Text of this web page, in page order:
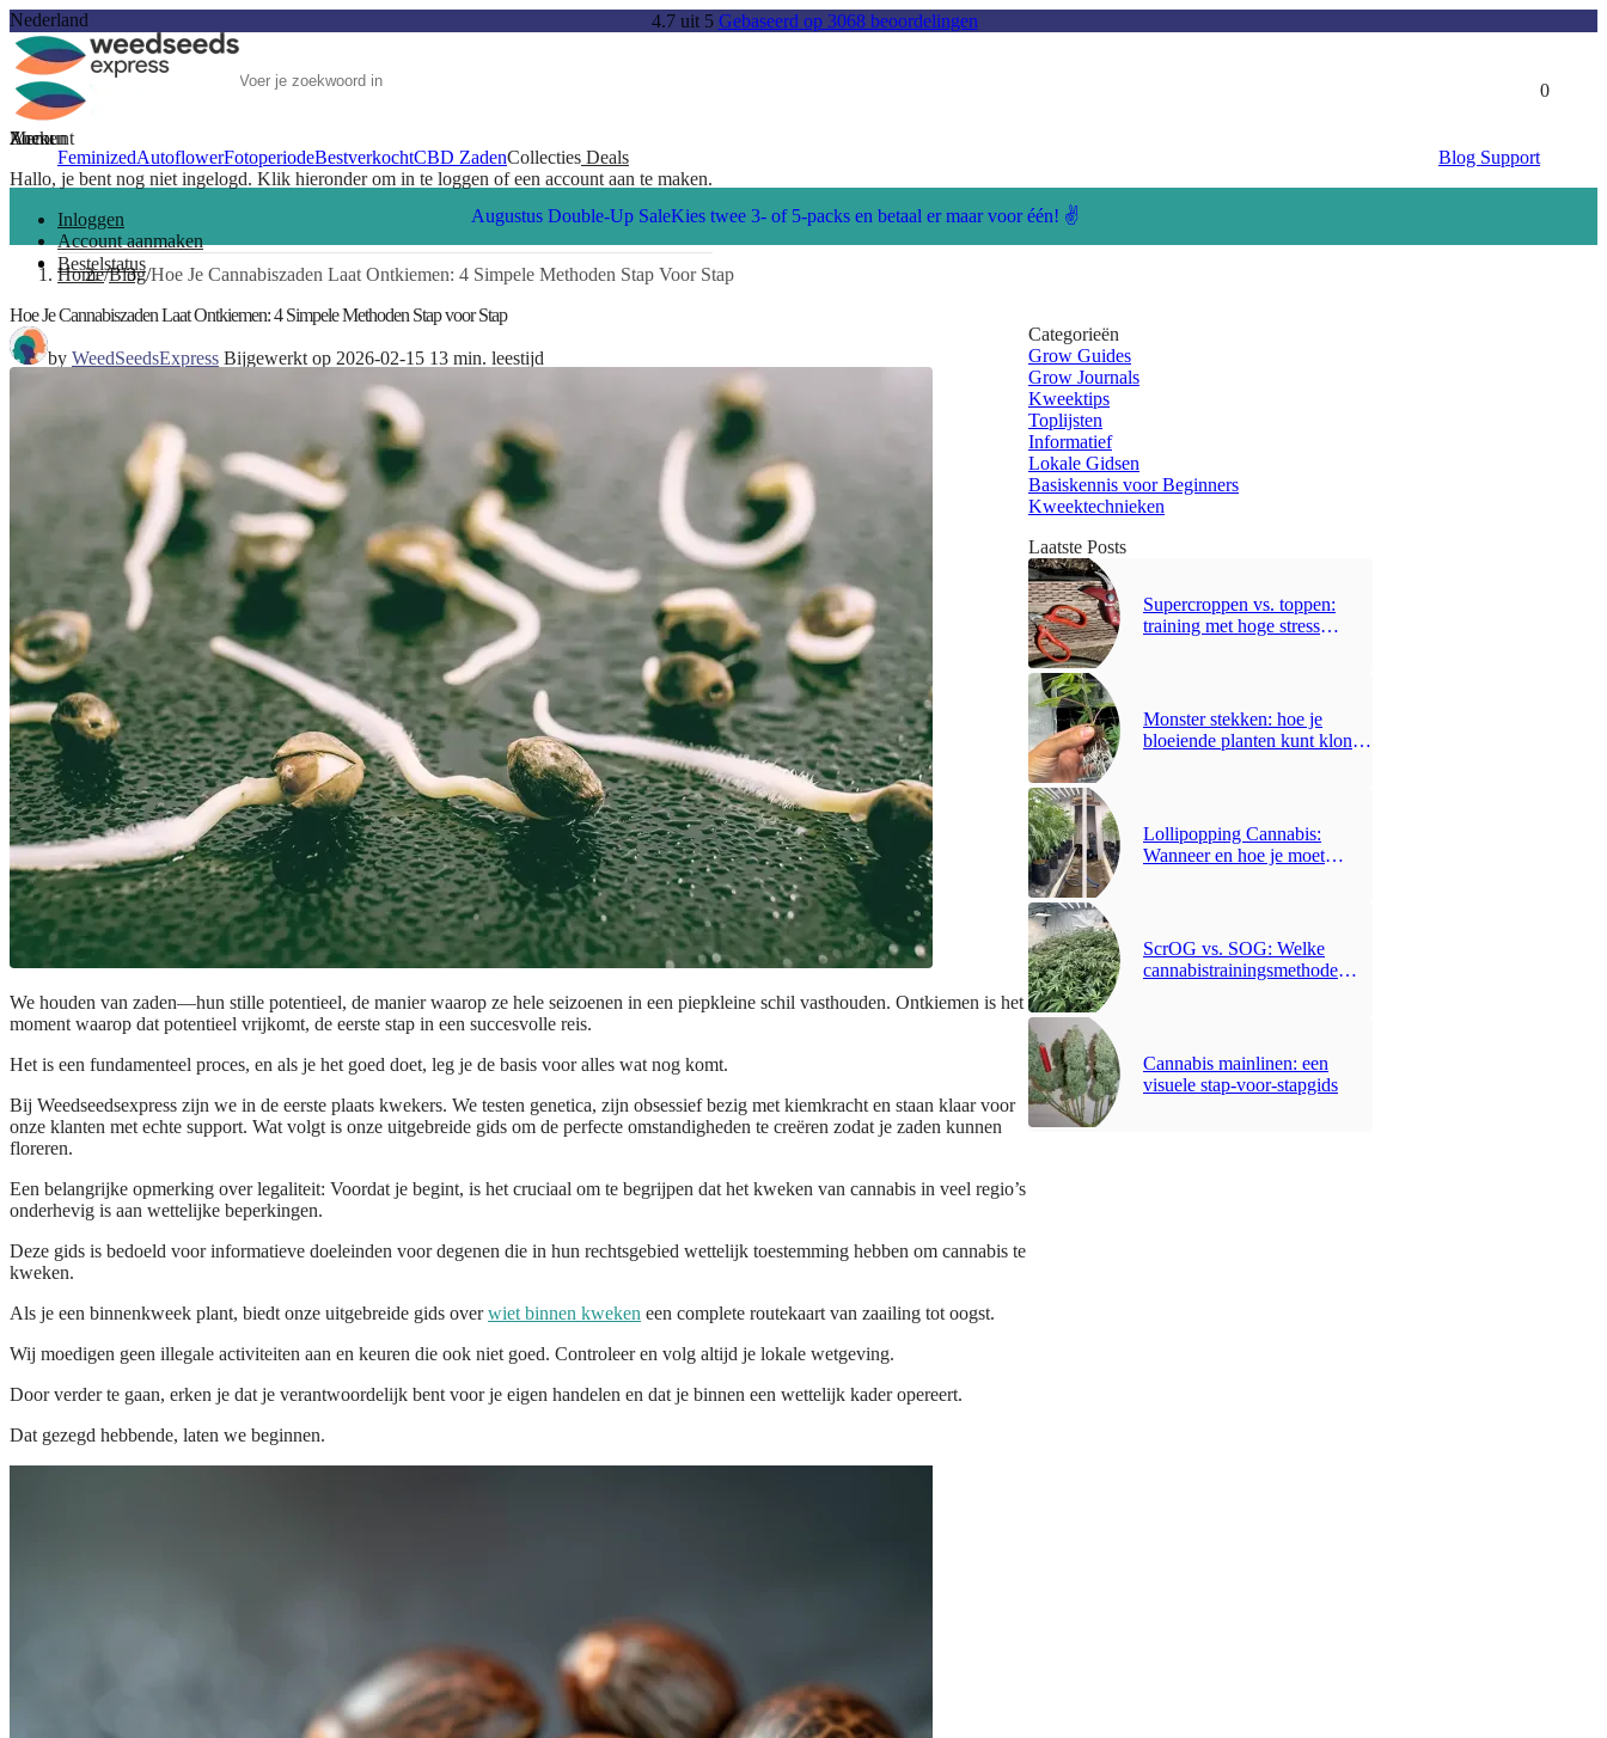
Nederland 4.7 uit5 Gebaseerd op 3068 beoordelingen
0
Account
Hallo, je bent nog niet ingelogd. Klik hieronder om in te loggen of een account aan te maken.
Inloggen
Account aanmaken
Bestelstatus
Menu
Zoeken
FeminizedAutoflowerFotoperiodeBestverkochtCBD ZadenCollecties Deals Blog Support
Augustus Double-Up SaleKies twee 3- of 5-packs en betaal er maar voor één! ✌️
Home Blog Hoe Je Cannabiszaden Laat Ontkiemen: 4 Simpele Methoden Stap Voor Stap
Hoe Je Cannabiszaden Laat Ontkiemen: 4 Simpele Methoden Stap voor Stap
by WeedSeedsExpress Bijgewerkt op 2026-02-15 13 min. leestijd
We houden van zaden—hun stille potentieel, de manier waarop ze hele seizoenen in een piepkleine schil vasthouden. Ontkiemen is het
moment waarop dat potentieel vrijkomt, de eerste stap in een succesvolle reis.
Het is een fundamenteel proces, en als je het goed doet, leg je de basis voor alles wat nog komt.
Bij Weedseedsexpress zijn we in de eerste plaats kwekers. We testen genetica, zijn obsessief bezig met kiemkracht en staan klaar voor
onze klanten met echte support. Wat volgt is onze uitgebreide gids om de perfecte omstandigheden te creëren zodat je zaden kunnen
floreren.
Een belangrijke opmerking over legaliteit: Voordat je begint, is het cruciaal om te begrijpen dat het kweken van cannabis in veel regio’s
onderhevig is aan wettelijke beperkingen.
Deze gids is bedoeld voor informatieve doeleinden voor degenen die in hun rechtsgebied wettelijk toestemming hebben om cannabis te
kweken.
Als je een binnenkweek plant, biedt onze uitgebreide gids overwiet binnen kweken een complete routekaart van zaailing tot oogst.
Wij moedigen geen illegale activiteiten aan en keuren die ook niet goed. Controleer en volg altijd je lokale wetgeving.
Door verder te gaan, erken je dat je verantwoordelijk bent voor je eigen handelen en dat je binnen een wettelijk kader opereert.
Dat gezegd hebbende, laten we beginnen.
Categorieën
Grow Guides
Grow Journals
Kweektips
Toplijsten
Informatief
Lokale Gidsen
Basiskennis voor Beginners
Kweektechnieken
Laatste Posts
Supercroppen vs. toppen:
training met hoge stress
Monster stekken: hoe je
bloeiende planten kunt klonen
Lollipopping Cannabis:
Wanneer en hoe je moet
ScrOG vs. SOG: Welke
cannabistrainingsmethode
Cannabis mainlinen: een
visuele stap-voor-stapgids